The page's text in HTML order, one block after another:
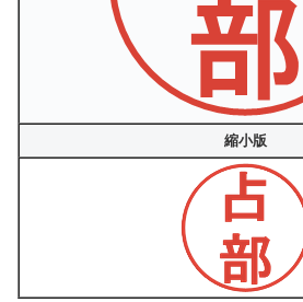
縮小版